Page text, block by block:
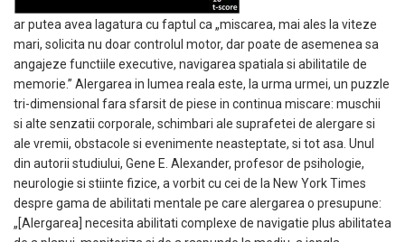
ar putea avea lagatura cu faptul ca „miscarea, mai ales la viteze
mari, solicita nu doar controlul motor, dar poate de asemenea sa
angajeze functiile executive, navigarea spatiala si abilitatile de
memorie.” Alergarea in lumea reala este, la urma urmei, un puzzle
tri-dimensional fara sfarsit de piese in continua miscare: muschii
si alte senzatii corporale, schimbari ale suprafetei de alergare si
ale vremii, obstacole si evenimente neasteptate, si tot asa. Unul
din autorii studiului, Gene E. Alexander, profesor de psihologie,
neurologie si stiinte fizice, a vorbit cu cei de la New York Times
despre gama de abilitati mentale pe care alergarea o presupune:
„[Alergarea] necesita abilitati complexe de navigatie plus abilitatea